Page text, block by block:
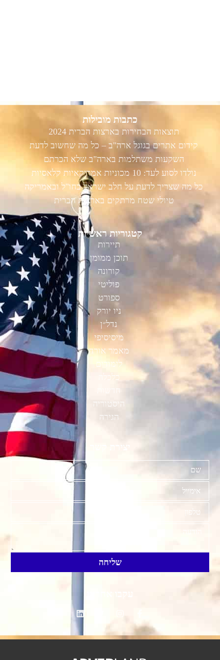
כתבות מובילות
תוצאות הבחירות בארצות הברית 2024
קידום אתרים בגוגל ארה"ב – כל מה שחשוב לדעת
השקעות משתלמות בארה"ב שלא הכרתם
נולדו לסוע לעד: 10 מכוניות אמריקאיות קלאסיות
כל מה שצריך לדעת על חלב ישראל בחו"ל ובאמריקה
טיולי שטח מרתקים בארצות הברית
קטגוריות ראשיות
תיירות
תוכן ממומן
קורונה
פוליטי
ספורט
ניו יורק
נדל״ן
מיסיסיפי
מאמר אורח
לימודים
כלכלה
חדשות
היסטוריה
הגירה
שליחה